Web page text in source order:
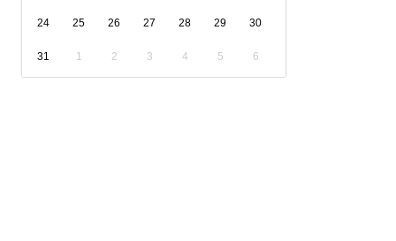
24 25 26 27 28 29 30
31 1 2 3 4 5 6